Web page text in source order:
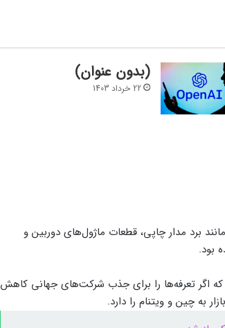
(بدون عنوان)
22 خرداد 1403
برد مدار چاپی، قطعات ماژول‌های دوربین و
که اگر تعرفه‌ها را برای جذب شرکت‌های جهانی کاهش
به چین و ویتنام را دارد.
فرم‌ور باتری در گوشی‌های شیائومی با
نسل جدید مانیتور استودیو دیسپلی اپل سال
۲۰۲۶ از راه می‌رسد؛ گزارش بلومبرگ